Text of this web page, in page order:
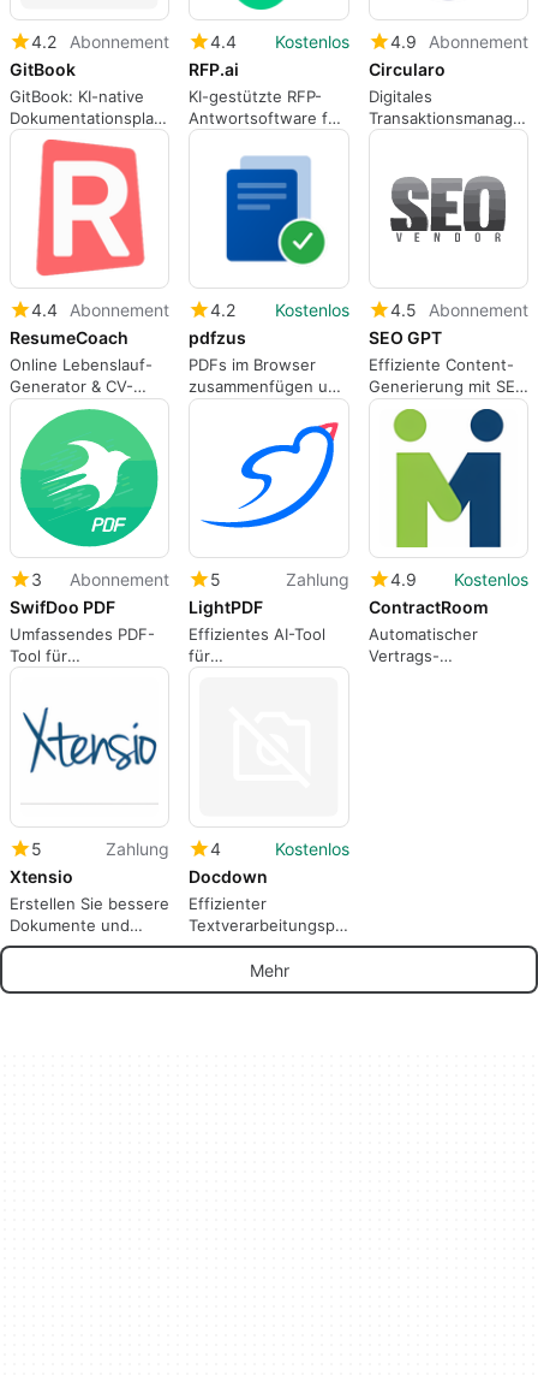
4.2
Abonnement
GitBook
GitBook: KI-native
Dokumentationsplattform
für Ingenieur- und
Produktteams
4.4
Kostenlos
RFP.ai
KI-gestützte RFP-
Antwortsoftware für
schnellere,
konsistentere
Vorschläge
4.9
Abonnement
Circularo
Digitales
eSignatur und
Automatisierung
4.4
Abonnement
ResumeCoach
Online Lebenslauf-
Generator & CV-
Vorlagen
4.2
Kostenlos
pdfzus
PDFs im Browser
zusammenfügen und
komprimieren
4.5
Abonnement
SEO GPT
Effiziente Content-
Generierung mit SEO
GPT
3
Abonnement
SwifDoo PDF
Umfassendes PDF-
Tool für
Dokumentenverwaltung
5
Zahlung
LightPDF
Effizientes AI-Tool
für
Dokumentenmanagement
4.9
Kostenlos
ContractRoom
Automatischer
Vertrags-
5
Zahlung
Xtensio
Erstellen Sie bessere
Dokumente und
Präsentationen.
4
Kostenlos
Docdown
Effizienter
Textverarbeitungsprogramm
zur Aktualisierung
von Website-
Inhalten.
Mehr